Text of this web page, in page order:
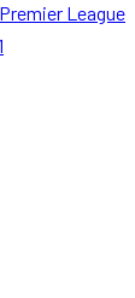
Premier League